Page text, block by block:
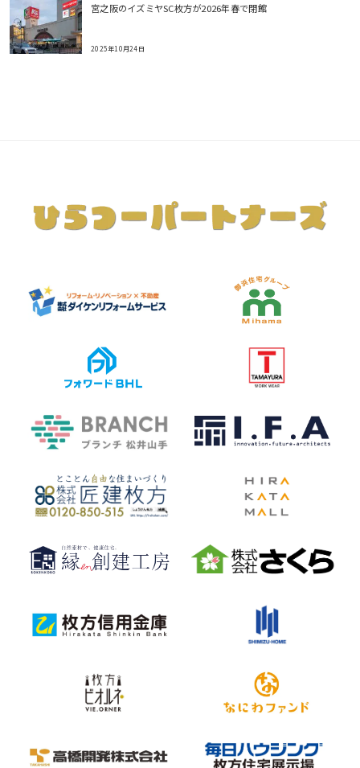
宮之阪のイズミヤSC枚方が2026年春で閉館
2025年10月24日